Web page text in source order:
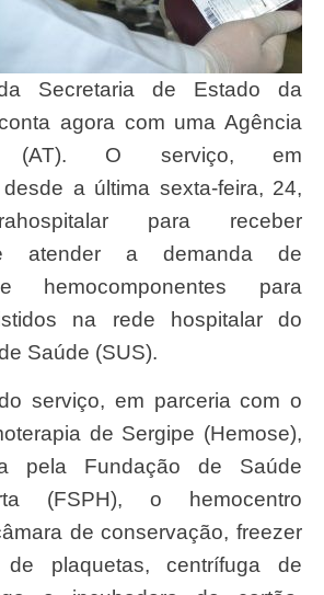
Secretaria de Estado da
agora com uma Agência
(AT). O serviço, em
a última sexta-feira, 24,
para receber
atender a demanda de
hemocomponentes para
na rede hospitalar do
Saúde (SUS).
de Sergipe (Hemose),
pela Fundação de Saúde
(FSPH), o hemocentro
de conservação, freezer
de plaquetas, centrífuga de